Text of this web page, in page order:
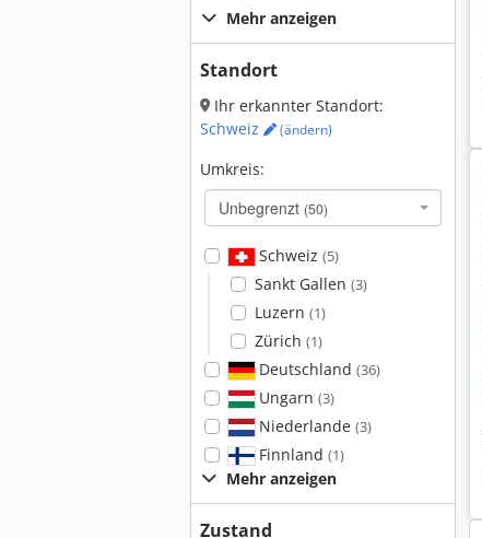
Mehr anzeigen
Standort
Ihr erkannter Standort:
Schweiz
(ändern)
Umkreis:
Unbegrenzt (50)
Schweiz (5)
Sankt Gallen (3)
Luzern (1)
Zürich (1)
Deutschland (36)
Ungarn (3)
Niederlande (3)
Finnland (1)
Mehr anzeigen
Zustand